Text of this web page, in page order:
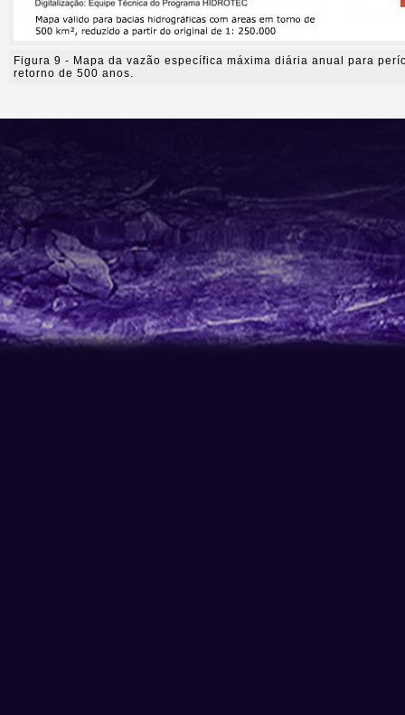
Figura 9 - Mapa da vazão específica máxima diária anual para
retorno de 500 anos.